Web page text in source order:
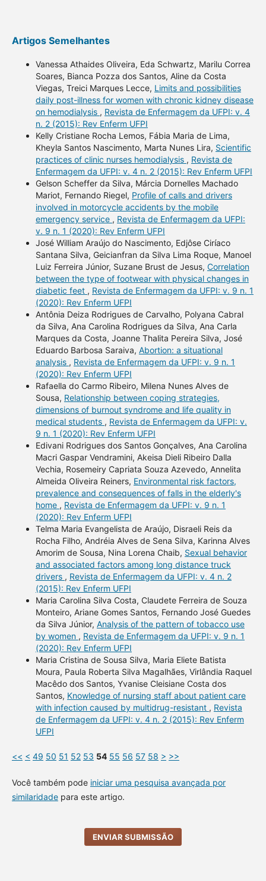
Artigos Semelhantes
Vanessa Athaides Oliveira, Eda Schwartz, Marilu Correa
Soares, Bianca Pozza dos Santos, Aline da Costa
Viegas, Treici Marques Lecce, Limits and possibilities
daily post-illness for women with chronic kidney disease
on hemodialysis , Revista de Enfermagem da UFPI: v. 4
n. 2 (2015): Rev Enferm UFPI
Kelly Cristiane Rocha Lemos, Fábia Maria de Lima,
Kheyla Santos Nascimento, Marta Nunes Lira, Scientific
practices of clinic nurses hemodialysis , Revista de
Enfermagem da UFPI: v. 4 n. 2 (2015): Rev Enferm UFPI
Gelson Scheffer da Silva, Márcia Dornelles Machado
Mariot, Fernando Riegel, Profile of calls and drivers
involved in motorcycle accidents by the mobile
emergency service , Revista de Enfermagem da UFPI:
v. 9 n. 1 (2020): Rev Enferm UFPI
José William Araújo do Nascimento, Edjôse Ciríaco
Santana Silva, Geicianfran da Silva Lima Roque, Manoel
Luiz Ferreira Júnior, Suzane Brust de Jesus, Correlation
between the type of footwear with physical changes in
diabetic feet , Revista de Enfermagem da UFPI: v. 9 n. 1
(2020): Rev Enferm UFPI
Antônia Deiza Rodrigues de Carvalho, Polyana Cabral
da Silva, Ana Carolina Rodrigues da Silva, Ana Carla
Marques da Costa, Joanne Thalita Pereira Silva, José
Eduardo Barbosa Saraiva, Abortion: a situational
analysis , Revista de Enfermagem da UFPI: v. 9 n. 1
(2020): Rev Enferm UFPI
Rafaella do Carmo Ribeiro, Milena Nunes Alves de
Sousa, Relationship between coping strategies,
dimensions of burnout syndrome and life quality in
medical students , Revista de Enfermagem da UFPI: v.
9 n. 1 (2020): Rev Enferm UFPI
Edivani Rodrigues dos Santos Gonçalves, Ana Carolina
Macri Gaspar Vendramini, Akeisa Dieli Ribeiro Dalla
Vechia, Rosemeiry Capriata Souza Azevedo, Annelita
Almeida Oliveira Reiners, Environmental risk factors,
prevalence and consequences of falls in the elderly's
home , Revista de Enfermagem da UFPI: v. 9 n. 1
(2020): Rev Enferm UFPI
Telma Maria Evangelista de Araújo, Disraeli Reis da
Rocha Filho, Andréia Alves de Sena Silva, Karinna Alves
Amorim de Sousa, Nina Lorena Chaib, Sexual behavior
and associated factors among long distance truck
drivers , Revista de Enfermagem da UFPI: v. 4 n. 2
(2015): Rev Enferm UFPI
Maria Carolina Silva Costa, Claudete Ferreira de Souza
Monteiro, Ariane Gomes Santos, Fernando José Guedes
da Silva Júnior, Analysis of the pattern of tobacco use
by women , Revista de Enfermagem da UFPI: v. 9 n. 1
(2020): Rev Enferm UFPI
Maria Cristina de Sousa Silva, Maria Eliete Batista
Moura, Paula Roberta Silva Magalhães, Virlândia Raquel
Macêdo dos Santos, Yvanise Cleisiane Costa dos
Santos, Knowledge of nursing staff about patient care
with infection caused by multidrug-resistant , Revista
de Enfermagem da UFPI: v. 4 n. 2 (2015): Rev Enferm
UFPI
<< < 49 50 51 52 53 54 55 56 57 58 > >>
Você também pode iniciar uma pesquisa avançada por
similaridadepara este artigo.
ENVIAR SUBMISSÃO